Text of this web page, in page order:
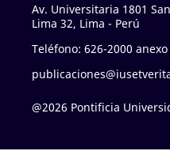
Av. Universitaria 1801
Lima 32, Lima - Perú
Teléfono: 626-2000
@2026 Pontificia